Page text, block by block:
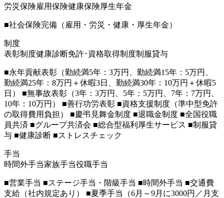
労災保険雇用保険健康保険厚生年金
■社会保険完備（雇用・労災・健康・厚生年金）
制度
表彰制度健康診断免許･資格取得制度制服貸与
■永年貢献表彰（勤続満5年：3万円、勤続満15年：5万円、
勤続満25年：8万円＋休暇3日、勤続満30年：10万円＋休暇5
日） ■無事故表彰（3年：3万円、5年：5万円、7年：7万円、
10年：10万円） ■善行功労表彰 ■資格支援制度（準中型免許
の取得費用負担） ■慶弔見舞金制度 ■退職金制度 ■全国役職
員共済 ■グループ共済会 ■総合型福利厚生サービス ■制服貸
与 ■健康診断 ■ストレスチェック
手当
時間外手当家族手当役職手当
■営業手当 ■ステージ手当・階級手当 ■時間外手当 ■交通費
支給（社内規定あり） ■夏季手当（6月～9月に3000円／月支